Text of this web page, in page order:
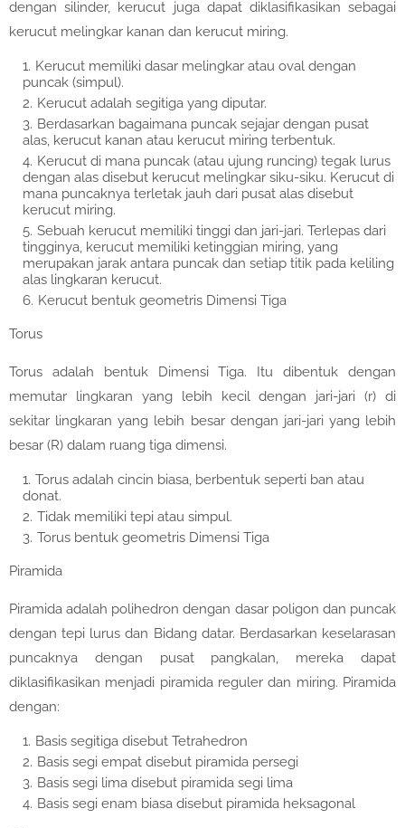
dengan silinder, kerucut juga dapat diklasifikasikan sebagai
kerucut melingkar kanan dan kerucut miring.
Kerucut memiliki dasar melingkar atau oval dengan
puncak (simpul).
Kerucut adalah segitiga yang diputar.
Berdasarkan bagaimana puncak sejajar dengan pusat
alas, kerucut kanan atau kerucut miring terbentuk.
Kerucut di mana puncak (atau ujung runcing) tegak lurus
dengan alas disebut kerucut melingkar siku-siku. Kerucut di
mana puncaknya terletak jauh dari pusat alas disebut
kerucut miring.
Sebuah kerucut memiliki tinggi dan jari-jari. Terlepas dari
tingginya, kerucut memiliki ketinggian miring, yang
merupakan jarak antara puncak dan setiap titik pada keliling
alas lingkaran kerucut.
Kerucut bentuk geometris Dimensi Tiga
Torus
Torus adalah bentuk Dimensi Tiga. Itu dibentuk dengan
memutar lingkaran yang lebih kecil dengan jari-jari (r) di
sekitar lingkaran yang lebih besar dengan jari-jari yang lebih
besar (R) dalam ruang tiga dimensi.
Torus adalah cincin biasa, berbentuk seperti ban atau
donat.
Tidak memiliki tepi atau simpul.
Torus bentuk geometris Dimensi Tiga
Piramida
Piramida adalah polihedron dengan dasar poligon dan puncak
dengan tepi lurus dan Bidang datar. Berdasarkan keselarasan
puncaknya dengan pusat pangkalan, mereka dapat
diklasifikasikan menjadi piramida reguler dan miring. Piramida
dengan:
Basis segitiga disebut Tetrahedron
Basis segi empat disebut piramida persegi
Basis segi lima disebut piramida segi lima
Basis segi enam biasa disebut piramida heksagonal